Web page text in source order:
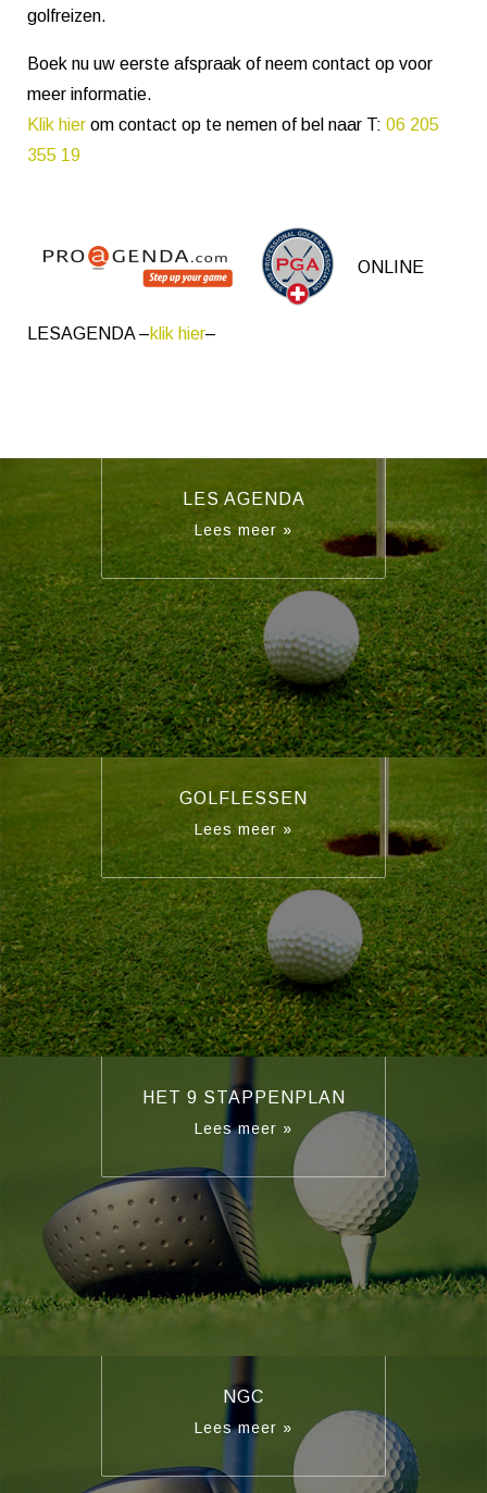
golfreizen.
Boek nu uw eerste afspraak of neem contact op voor
meer informatie.
Klik hier om contact op te nemen of bel naar T: 06 205
355 19
ONLINE
LESAGENDA –klik hier–
LES AGENDA
Lees meer »
GOLFLESSEN
Lees meer »
HET 9 STAPPENPLAN
Lees meer »
NGC
Lees meer »